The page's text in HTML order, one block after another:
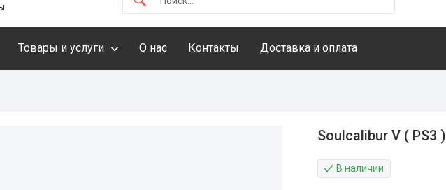
Товары и услуги О нас Контакты Доставка и оплата
Soulcalibur V ( PS3 )
В наличии